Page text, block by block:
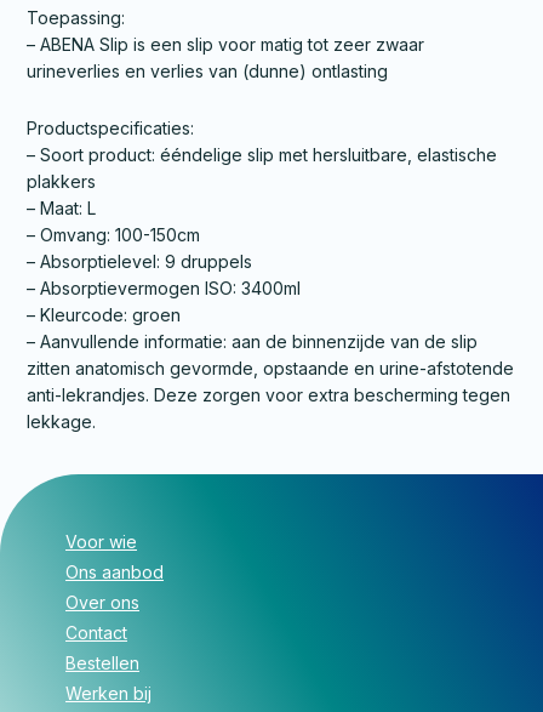
Toepassing:
– ABENA Slip is een slip voor matig tot zeer zwaar
urineverlies en verlies van (dunne) ontlasting
Productspecificaties:
– Soort product: ééndelige slip met hersluitbare, elastische
plakkers
– Maat: L
– Omvang: 100-150cm
– Absorptielevel: 9 druppels
– Absorptievermogen ISO: 3400ml
– Kleurcode: groen
– Aanvullende informatie: aan de binnenzijde van de slip
zitten anatomisch gevormde, opstaande en urine-afstotende
anti-lekrandjes. Deze zorgen voor extra bescherming tegen
lekkage.
Voor wie
Ons aanbod
Over ons
Contact
Bestellen
Werken bij